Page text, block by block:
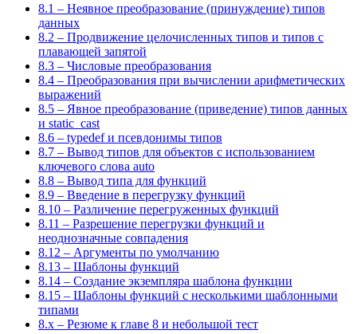
8.1 – Неявное преобразование (принуждение) типов
данных
8.2 – Продвижение целочисленных типов и типов с
плавающей запятой
8.3 – Числовые преобразования
8.4 – Преобразования при вычислении арифметических
выражений
8.5 – Явное преобразование (приведение) типов данных
и static_cast
8.6 – typedef и псевдонимы типов
8.7 – Вывод типов для объектов с использованием
ключевого слова auto
8.8 – Вывод типа для функций
8.9 – Введение в перегрузку функций
8.10 – Различение перегруженных функций
8.11 – Разрешение перегрузки функций и
неоднозначные совпадения
8.12 – Аргументы по умолчанию
8.13 – Шаблоны функций
8.14 – Создание экземпляра шаблона функции
8.15 – Шаблоны функций с несколькими шаблонными
типами
8.x – Резюме к главе 8 и небольшой тест